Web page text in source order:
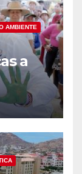
AMBIENTE
a